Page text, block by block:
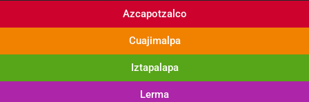
Azcapotzalco
Cuajimalpa
Iztapalapa
Lerma